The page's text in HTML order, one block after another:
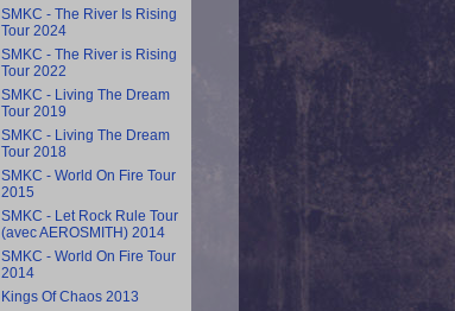
SMKC - The River Is Rising
Tour 2024
SMKC - The River is Rising
Tour 2022
SMKC - Living The Dream
Tour 2019
SMKC - Living The Dream
Tour 2018
SMKC - World On Fire Tour
2015
SMKC - Let Rock Rule Tour
(avec AEROSMITH) 2014
SMKC - World On Fire Tour
2014
Kings Of Chaos 2013